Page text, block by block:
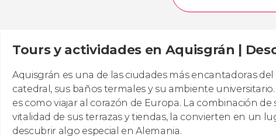
Tours y actividades en Aquisgrán |
Aquisgrán es una de las ciudades más encantadoras
catedral, sus baños termales y su ambiente
es como viajar al corazón de Europa. La combinación
vitalidad de sus terrazas y tiendas, la convierten en un
descubrir algo especial en Alemania.